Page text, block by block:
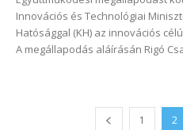
Innovációs és Technológiai
Hatósággal (KH) az innovációs
A megállapodás aláírásán Rigó
1 2